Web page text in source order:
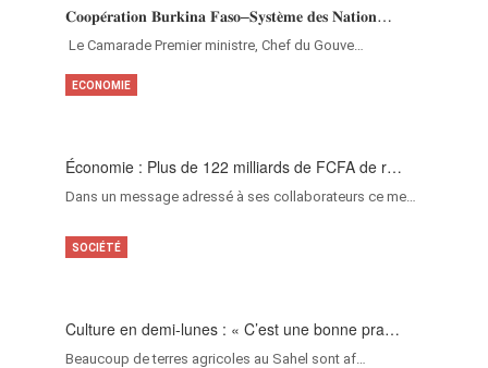
𝐂𝐨𝐨𝐩𝐞́𝐫𝐚𝐭𝐢𝐨𝐧 𝐁𝐮𝐫𝐤𝐢𝐧𝐚 𝐅𝐚𝐬𝐨–𝐒𝐲𝐬𝐭𝐞̀𝐦𝐞 𝐝𝐞𝐬 𝐍𝐚𝐭𝐢𝐨𝐧…
‎Le Camarade Premier ministre, Chef du Gouve…
Économie : Plus de 122 milliards de FCFA de r…
Dans un message adressé à ses collaborateurs ce me…
ECONOMIE
Culture en demi-lunes : « C’est une bonne pra…
Beaucoup de terres agricoles au Sahel sont af…
SOCIÉTÉ